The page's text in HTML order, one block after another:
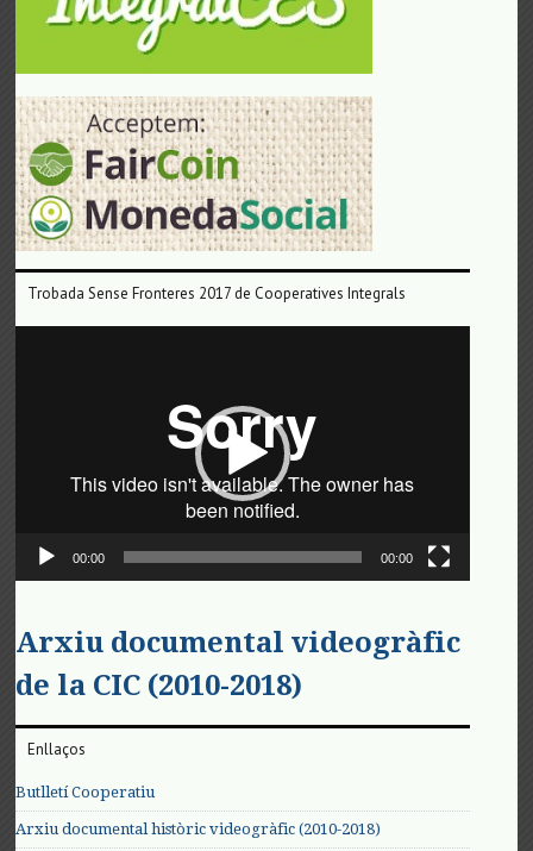
Trobada Sense Fronteres 2017 de Cooperatives Integrals
00:00 00:00
Arxiu documental videogràfic
de la CIC (2010-2018)
Enllaços
Butlletí Cooperatiu
Arxiu documental històric videogràfic (2010-2018)